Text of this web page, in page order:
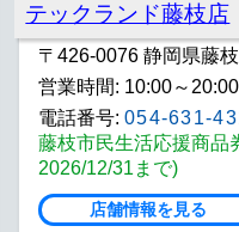
テックランド藤枝店
〒426-0076 静岡県藤
営業時間: 10:00～20:00
電話番号: 054-631-
藤枝市民生活応援商品
2026/12/31まで)
店舗情報を見る